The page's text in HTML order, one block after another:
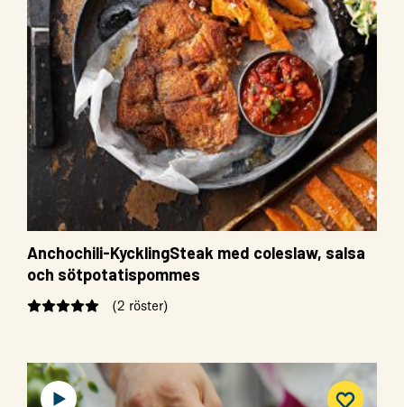
Anchochili-KycklingSteak med coleslaw, salsa
och sötpotatispommes
(2 röster)